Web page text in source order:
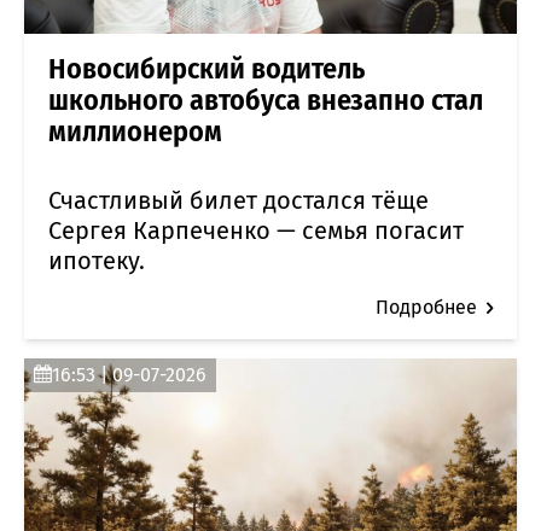
Новосибирский водитель
школьного автобуса внезапно стал
миллионером
Счастливый билет достался тёще
Сергея Карпеченко — семья погасит
ипотеку.
Подробнее
16:53 | 09-07-2026